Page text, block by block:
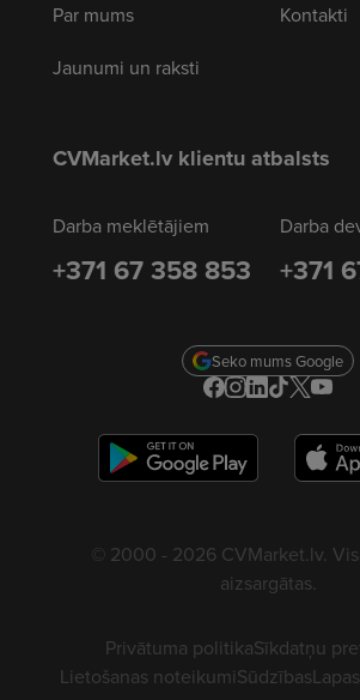
Par mums
Jaunumi un raksti
Kontakti
CVMarket.lv klientu atbalsts
Darba meklētājiem
+371 67 358 853
Darba
+371
Seko mums Google
© 2000 - 2026 CVMarket.lv.
aizsargātas.
Privātuma politikaSīkdatņu
Lietošanas noteikumiSūdzības